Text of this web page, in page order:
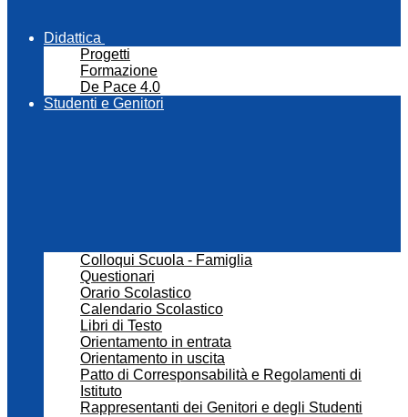
Didattica
Progetti
Formazione
De Pace 4.0
Studenti e Genitori
Colloqui Scuola - Famiglia
Questionari
Orario Scolastico
Calendario Scolastico
Libri di Testo
Orientamento in entrata
Orientamento in uscita
Patto di Corresponsabilità e Regolamenti di
Istituto
Rappresentanti dei Genitori e degli Studenti